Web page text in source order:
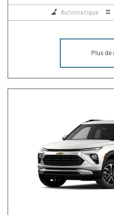
Automatique
Plus de